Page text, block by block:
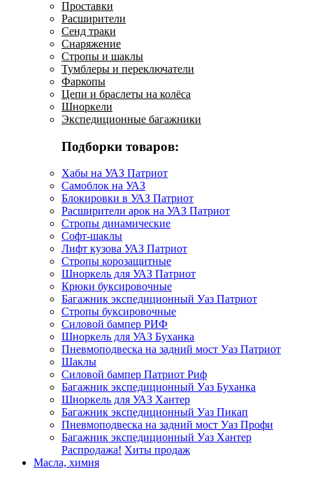
Проставки
Расширители
Сенд траки
Снаряжение
Стропы и шаклы
Тумблеры и переключатели
Фаркопы
Цепи и браслеты на колёса
Шноркели
Экспедиционные багажники
Подборки товаров:
Хабы на УАЗ Патриот
Самоблок на УАЗ
Блокировки в УАЗ Патриот
Расширители арок на УАЗ Патриот
Стропы динамические
Софт-шаклы
Лифт кузова УАЗ Патриот
Стропы корозащитные
Шноркель для УАЗ Патриот
Крюки буксировочные
Багажник экспедиционный Уаз Патриот
Стропы буксировочные
Силовой бампер РИФ
Шноркель для УАЗ Буханка
Пневмоподвеска на задний мост Уаз Патриот
Шаклы
Силовой бампер Патриот Риф
Багажник экспедиционный Уаз Буханка
Шноркель для УАЗ Хантер
Багажник экспедиционный Уаз Пикап
Пневмоподвеска на задний мост Уаз Профи
Багажник экспедиционный Уаз Хантер
Распродажа! Хиты продаж
Масла, химия